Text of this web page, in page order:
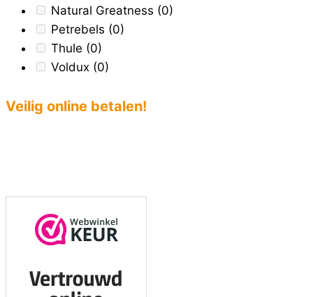
Natural Greatness (0)
Petrebels (0)
Thule (0)
Voldux (0)
Veilig online betalen!